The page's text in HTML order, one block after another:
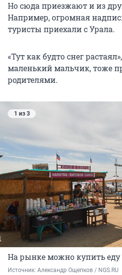
Но сюда приезжают и из
Например, огромная
туристы приехали с Урала.
«Тут как будто снег
маленький мальчик, тоже
родителями.
1 из 3
На рынке можно купить
Источник: Александр Ощепков / NGS.RU